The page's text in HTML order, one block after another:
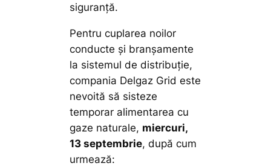
siguranță.
Pentru cuplarea noilor
conducte și branșamente
la sistemul de distribuție,
compania Delgaz Grid este
nevoită să sisteze
temporar alimentarea cu
gaze naturale, miercuri,
13 septembrie, după cum
urmează: